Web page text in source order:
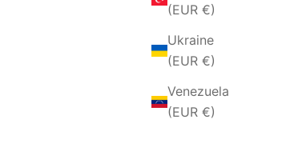
(EUR €)
Ukraine
(EUR €)
Venezuela
(EUR €)